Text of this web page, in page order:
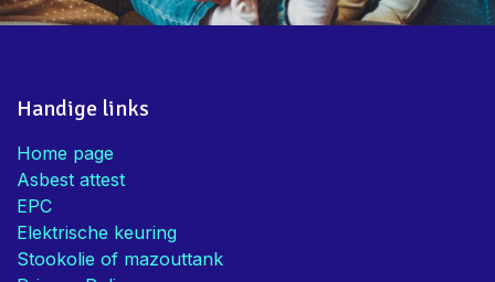
Handige links
Home page
Asbest attest
EPC
Elektrische keuring
Stookolie of mazouttank